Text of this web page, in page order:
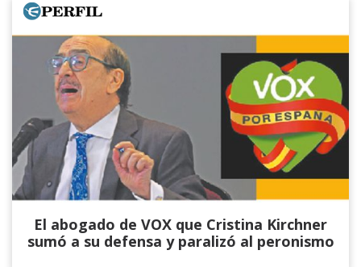
El abogado de VOX que Cristina Kirchner
sumó a su defensa y paralizó al peronismo